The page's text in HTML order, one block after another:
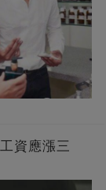
資應漲三